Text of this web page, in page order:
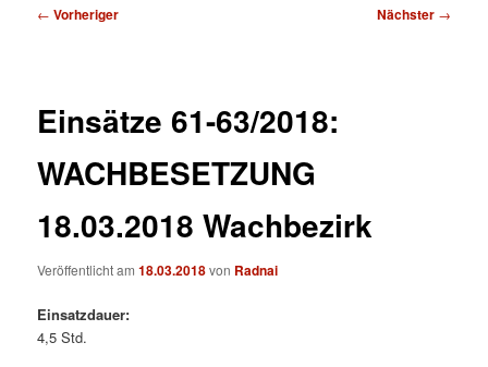
Beitragsnavigation
← Vorheriger Nächster →
Einsätze 61-63/2018:
WACHBESETZUNG
18.03.2018 Wachbezirk
Veröffentlicht am18.03.2018von Radnai
Einsatzdauer:
4,5 Std.